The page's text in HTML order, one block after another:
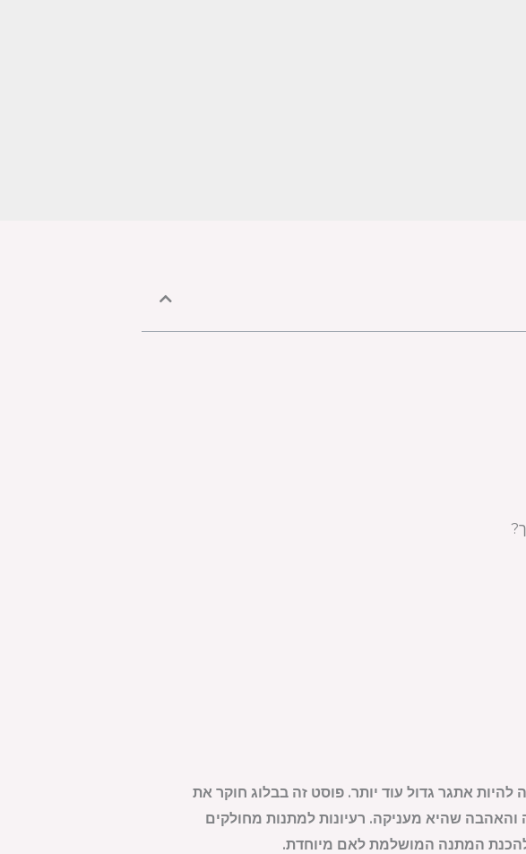
אתגר גדול עוד יותר. פוסט זה בבלוג חוקר את
שהיא מעניקה. רעיונות למתנות מחולקים
להכנת המתנה המושלמת לאם מיוחדת.